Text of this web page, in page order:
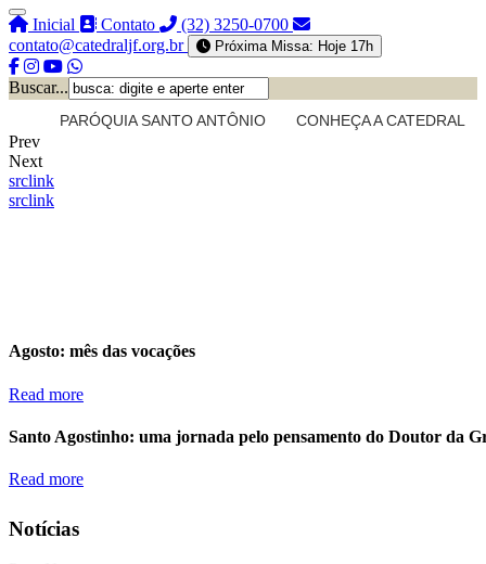
Inicial Contato
(32) 3250-0700
contato@catedraljf.org.br
Próxima Missa: Hoje 17h
Buscar...
PARÓQUIA SANTO ANTÔNIO CONHEÇA A CATEDRAL
Prev
Next
srclink
srclink
Agosto: mês das vocações
Read more
Santo Agostinho: uma jornada pelo pensamento do Doutor da
Read more
Notícias